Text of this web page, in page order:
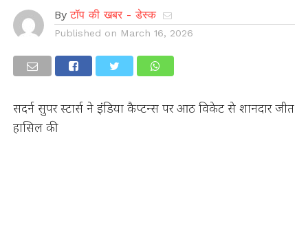
By टॉप की खबर - डेस्क
Published on March 16, 2026
सदर्न सुपर स्टार्स ने इंडिया कैप्टन्स पर आठ विकेट से शानदार जीत
हासिल की